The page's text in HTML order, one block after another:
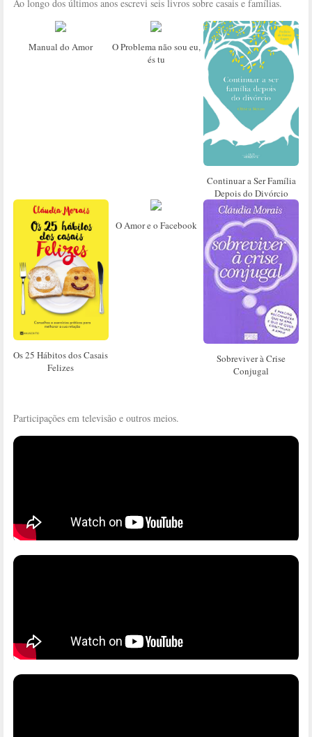
Ao longo dos últimos anos escrevi seis livros sobre casais e famílias.
Manual do Amor
O Problema não sou eu,
és tu
Continuar a Ser Família
Depois do Divórcio
Os 25 Hábitos dos Casais
Felizes
O Amor e o Facebook
Sobreviver à Crise
Conjugal
Participações em televisão e outros meios.